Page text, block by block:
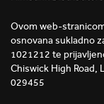
Ovom web-
osnovana sukladno
1021212 te
Chiswick High Road,
029455